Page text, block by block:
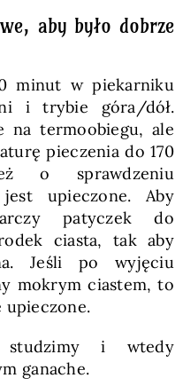
aby było dobrze
minut w piekarniku
i trybie góra/dół.
na termoobiegu, ale
pieczenia do 170
o sprawdzeniu
upieczone. Aby
patyczek do
ciasta, tak aby
Jeśli po wyjęciu
mokrym ciastem, to
upieczone.
studzimy i wtedy
ganache.